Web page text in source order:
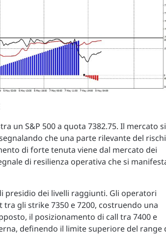
un S&P 500 a quota 7382.75. Il mercato si
che una parte rilevante del
di forte tenuta viene dal mercato dei
di resilienza operativa che si
presidio dei livelli raggiunti. Gli operatori
gli strike 7350 e 7200, costruendo una
il posizionamento di call tra 7400 e
definendo il limite superiore del range